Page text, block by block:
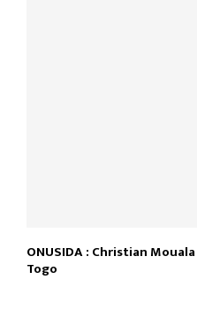
ONUSIDA : Christian
Togo